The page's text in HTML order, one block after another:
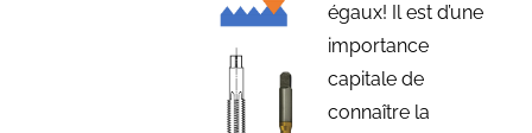
égaux! Il est d’une
importance
capitale de
connaître la